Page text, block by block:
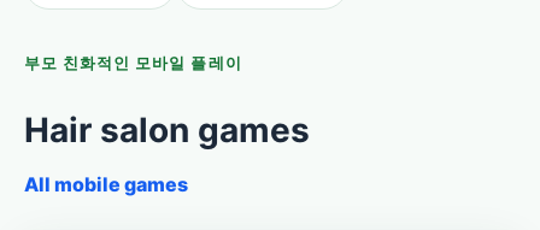
부모 친화적인 모바일 플레이
Hair salon games
All mobile games